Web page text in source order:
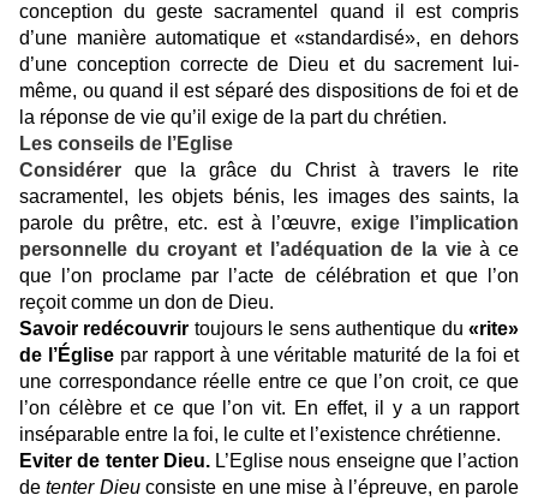
conception du geste sacramentel quand il est compris
d’une manière automatique et «standardisé», en dehors
d’une conception correcte de Dieu et du sacrement lui-
même, ou quand il est séparé des dispositions de foi et de
la réponse de vie qu’il exige de la part du chrétien.
Les conseils de l’Eglise
Considérer que la grâce du Christ à travers le rite
sacramentel, les objets bénis, les images des saints, la
parole du prêtre, etc. est à l’œuvre,exige l’implication
personnelle du croyant et l’adéquation de la vieà ce
que l’on proclame par l’acte de célébration et que l’on
reçoit comme un don de Dieu.
Savoir redécouvrir toujours le sens authentique du«rite»
de l’Églisepar rapport à une véritable maturité de la foi et
une correspondance réelle entre ce que l’on croit, ce que
l’on célèbre et ce que l’on vit. En effet, il y a un rapport
inséparable entre la foi, le culte et l’existence chrétienne.
Eviter de tenter Dieu.L’Eglise nous enseigne que l’action
detenter Dieuconsiste en une mise à l’épreuve, en parole